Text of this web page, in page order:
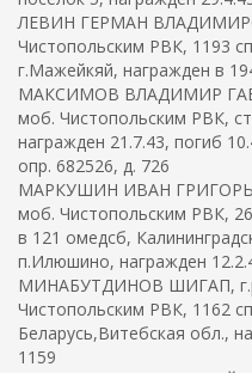
ЛЕВИН ГЕРМАН
Чистопольским РВК, 1193
г.Мажейкяй, награжден в
МАКСИМОВ ВЛАДИМИР
моб. Чистопольским РВК,
награжден 21.7.43, погиб
опр. 682526, д. 726
МАРКУШИН ИВАН
моб. Чистопольским РВК,
в 121 омедсб,
п.Илюшино, награжден
МИНАБУТДИНОВ ШИГАП,
Чистопольским РВК, 1162
Беларусь,Витебская обл.,
1159